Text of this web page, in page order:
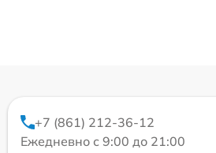
+7 (861) 212-36-12
Ежедневно с 9:00 до 21:00